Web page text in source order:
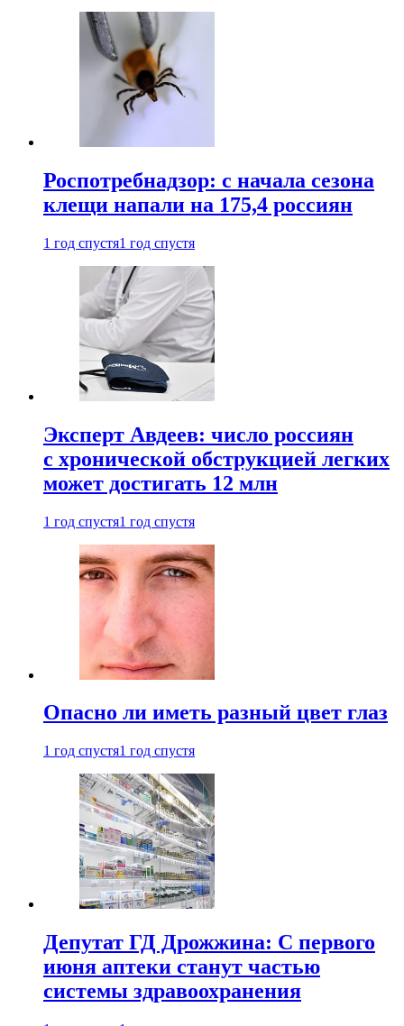
Роспотребнадзор: с начала сезона
клещи напали на 175,4 россиян
1 год спустя1 год спустя
Эксперт Авдеев: число россиян
с хронической обструкцией легких
может достигать 12 млн
1 год спустя1 год спустя
Опасно ли иметь разный цвет глаз
1 год спустя1 год спустя
Депутат ГД Дрожжина: С первого
июня аптеки станут частью
системы здравоохранения